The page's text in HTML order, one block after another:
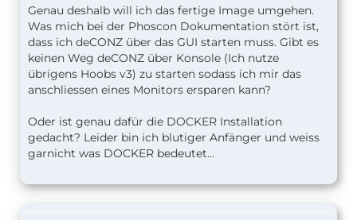
Genau deshalb will ich das fertige Image umgehen.
Was mich bei der Phoscon Dokumentation stört ist,
dass ich deCONZ über das GUI starten muss. Gibt es
keinen Weg deCONZ über Konsole (Ich nutze
übrigens Hoobs v3) zu starten sodass ich mir das
anschliessen eines Monitors ersparen kann?
Oder ist genau dafür die DOCKER Installation
gedacht? Leider bin ich blutiger Anfänger und weiss
garnicht was DOCKER bedeutet...